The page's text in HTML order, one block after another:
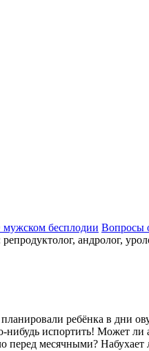
бесплодии Вопросы
андролог,
ребёнка в дни
нибудь испортить! Может
перед месячными?